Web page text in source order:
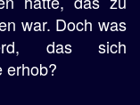
war. Doch was
das sich
erhob?